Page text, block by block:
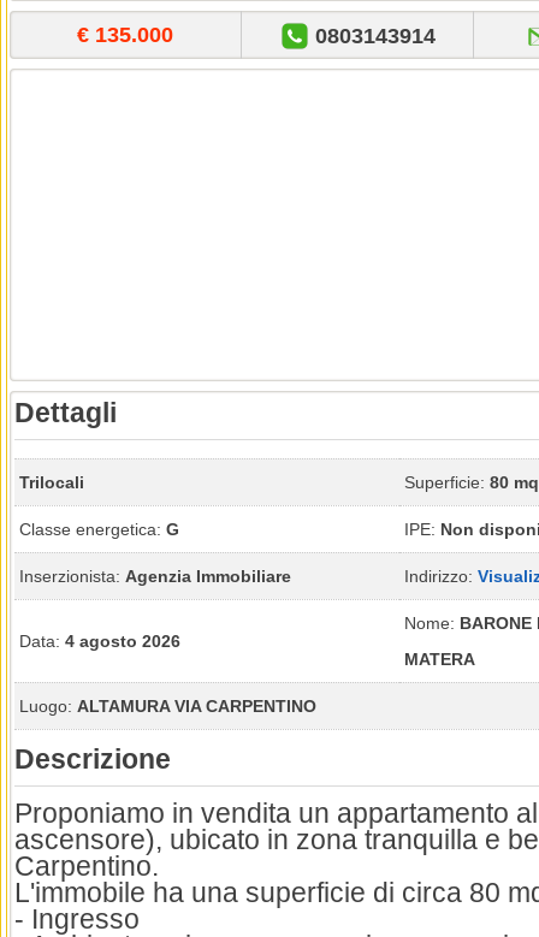
€ 135.000 0803143914
Dettagli
Trilocali Superficie: 80 mq
Classe energetica: G IPE: Non
Inserzionista: Agenzia Immobiliare Indirizzo:
Data: 4 agosto 2026
Nome: BARONE
MATERA
Luogo: ALTAMURA VIA CARPENTINO
Descrizione
Proponiamo in vendita un appartamento
ascensore), ubicato in zona tranquilla e
Carpentino.
L'immobile ha una superficie di circa 80
- Ingresso